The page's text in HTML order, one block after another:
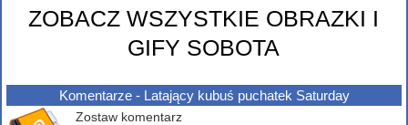
ZOBACZ WSZYSTKIE OBRAZKI I
GIFY SOBOTA
Komentarze - Latający kubuś puchatek Saturday
Zostaw komentarz